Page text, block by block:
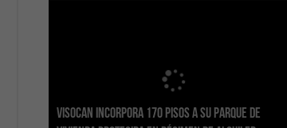
Visocan incorpora 170 pisos a su parque de
Sanidad refuerza la capacidad diagnóstica de
Transición despliega un sistema fotovoltaico
La ESSSCAN inicia la formación en primeros
El Gobierno de Canarias concede ayudas por